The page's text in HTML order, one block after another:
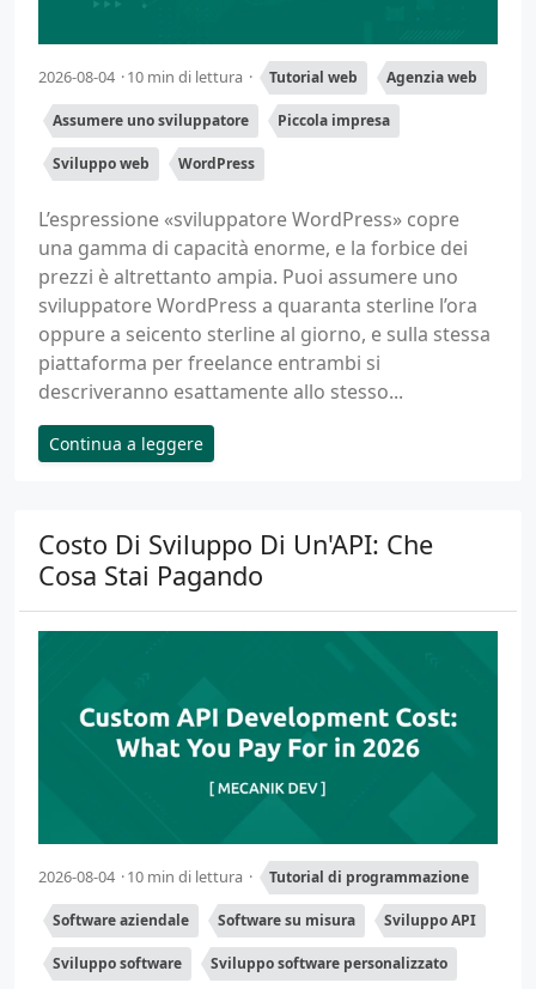
2026-08-04 10 min di lettura Tutorial web Agenzia web
Assumere uno sviluppatore Piccola impresa
Sviluppo web WordPress
L’espressione «sviluppatore WordPress» copre
una gamma di capacità enorme, e la forbice dei
prezzi è altrettanto ampia. Puoi assumere uno
sviluppatore WordPress a quaranta sterline l’ora
oppure a seicento sterline al giorno, e sulla stessa
piattaforma per freelance entrambi si
descriveranno esattamente allo stesso...
Continua a leggere
Costo Di Sviluppo Di Un'API: Che
Cosa Stai Pagando
2026-08-04 10 min di lettura Tutorial di programmazione
Software aziendale Software su misura Sviluppo API
Sviluppo software Sviluppo software personalizzato